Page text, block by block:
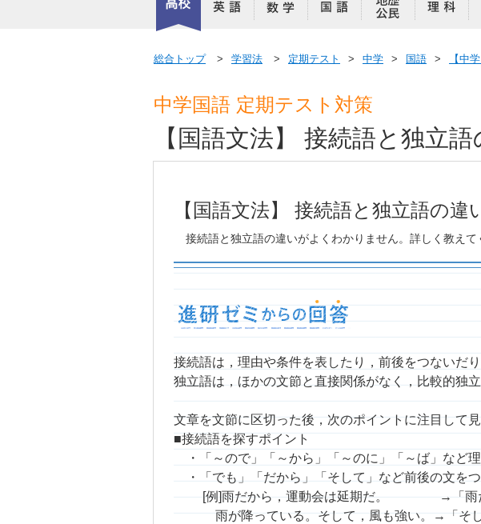
総合トップ 学習法 定期テスト 中学 国語 【中
中学国語 定期テスト対策
【国語文法】 接続語と独立
【国語文法】 接続語と独立語の違
接続語と独立語の違いがよくわかりません。詳しく教えて
接続語は，理由や条件を表したり，前後をつないだり
独立語は，ほかの文節と直接関係がなく，比較的独立
文章を文節に区切った後，次のポイントに注目して見
■接続語を探すポイント
・「～ので」「～から」「～のに」「～ば」など
・「でも」「だから」「そして」など前後の文をつ
[例]雨だから，運動会は延期だ。 →「雨だ
雨が降っている。そして，風も強い。→「そし